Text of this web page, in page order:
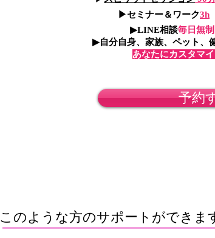
▶︎LINE相談毎日無
​▶︎自分自身、家族、ペット、
あなたにカスタマ
▶︎セミナー＆ワーク3h
予約
このような方のサポートができま